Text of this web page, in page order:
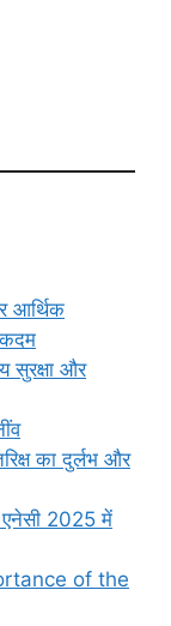
आर्थिक
कदम
सुरक्षा और
का दुर्लभ और
एनेसी 2025 में
of the